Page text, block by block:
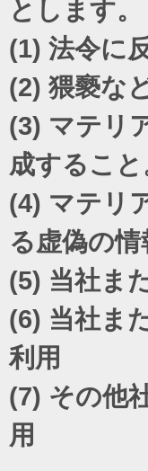
とします。
(1) 法令に
(2) 猥褻な
(3) マテリ
成すること
(4) マテリ
る虚偽の
(5) 当社ま
(6) 当社ま
利用
(7) その他
用